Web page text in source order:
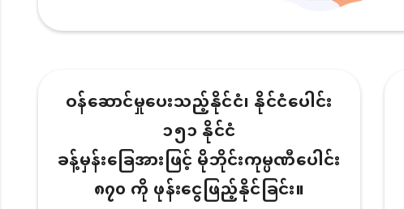
ဝန်ဆောင်မှုပေးသည့်နိုင်ငံ၊ နိုင်ငံပေါင်း
၁၅၁ နိုင်ငံ
ခန့်မှန်းခြေအားဖြင့် မိုဘိုင်းကုမ္ပဏီပေါင်း
၈၇၀ ကို ဖုန်းငွေဖြည့်နိုင်ခြင်း။